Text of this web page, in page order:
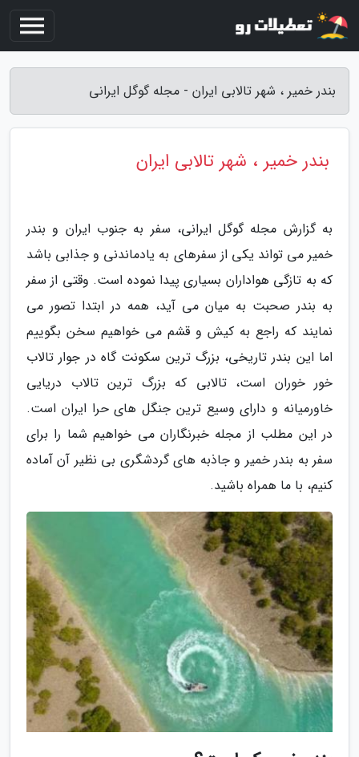
بندر خمیر ، شهر تالابی ایران - مجله گوگل ایرانی
بندر خمیر ، شهر تالابی ایران
به گزارش مجله گوگل ایرانی، سفر به جنوب ایران و بندر
خمیر می تواند یکی از سفرهای به یادماندنی و جذابی باشد
که به تازگی هواداران بسیاری پیدا نموده است. وقتی از سفر
به بندر صحبت به میان می آید، همه در ابتدا تصور می
نمایند که راجع به کیش و قشم می خواهیم سخن بگوییم
اما این بندر تاریخی، بزرگ ترین سکونت گاه در جوار تالاب
خور خوران است، تالابی که بزرگ ترین تالاب دریایی
خاورمیانه و دارای وسیع ترین جنگل های حرا ایران است.
در این مطلب از مجله خبرنگاران می خواهیم شما را برای
سفر به بندر خمیر و جاذبه های گردشگری بی نظیر آن آماده
کنیم، با ما همراه باشید.